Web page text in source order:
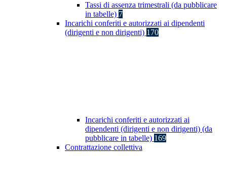
Tassi di assenza trimestrali (da pubblicare
in tabelle) 7
Incarichi conferiti e autorizzati ai dipendenti
(dirigenti e non dirigenti) 170
Incarichi conferiti e autorizzati ai
dipendenti (dirigenti e non dirigenti) (da
pubblicare in tabelle) 169
Contrattazione collettiva